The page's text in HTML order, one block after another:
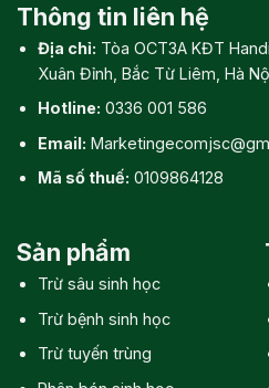
Thông tin liên hệ
Địa chỉ: Tòa OCT3A KĐT
Xuân Đỉnh, Bắc Từ Liêm, Hà
Hotline: 0336 001 586
Email:
Mã số thuế: 0109864128
Sản phẩm
Trừ sâu sinh học
Trừ bệnh sinh học
Trừ tuyến trùng